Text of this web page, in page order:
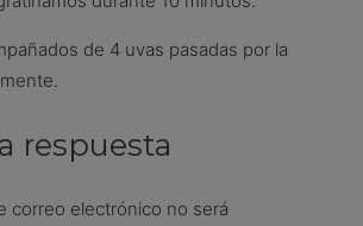
de 4 uvas pasadas por la
respuesta
correo electrónico no será